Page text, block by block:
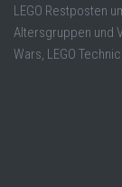
LEGO Restposten
Altersgruppen und
Wars, LEGO